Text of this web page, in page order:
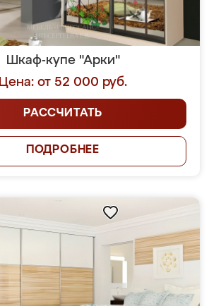
Шкаф-купе "Арки"
Цена: от 52 000 руб.
РАССЧИТАТЬ
ПОДРОБНЕЕ